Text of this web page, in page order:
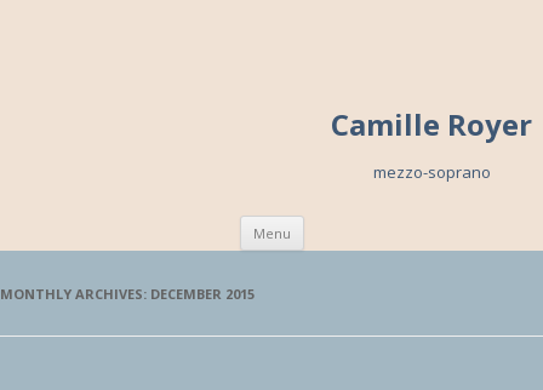
Camille Royer
mezzo-soprano
Menu Skip to content
MONTHLY ARCHIVES: DECEMBER 2015